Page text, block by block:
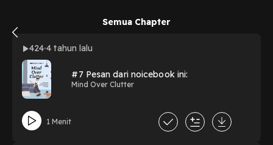
Semua Chapter
424 4 tahun lalu
#7 Pesan dari noicebook ini:
Mind Over Clutter
1 Menit